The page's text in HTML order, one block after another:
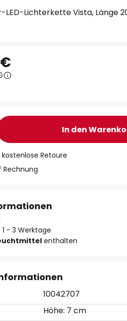
LED-Lichterkette Vista, Länge
In den
Retoure
Rechnung
1 - 3 Werktage
enthalten
10042707
Höhe: 7 cm